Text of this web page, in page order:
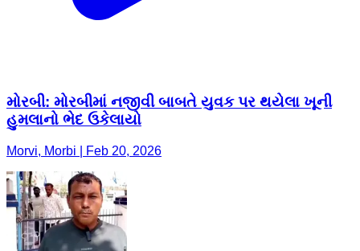
મોરબી: મોરબીમાં નજીવી બાબતે યુવક પર થયેલા ખૂની
હુમલાનો ભેદ ઉકેલાયો
Morvi, Morbi | Feb 20, 2026